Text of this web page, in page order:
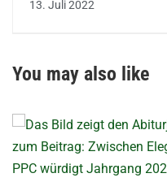
13. Juli 2022
You may also like